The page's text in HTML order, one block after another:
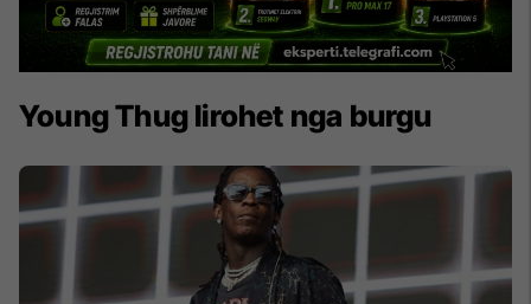
Young Thug lirohet nga burgu